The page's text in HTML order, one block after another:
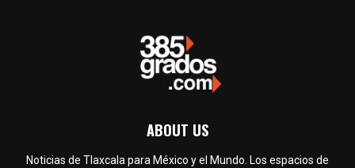
ABOUT US
Noticias de Tlaxcala para México y el Mundo. Los espacios de